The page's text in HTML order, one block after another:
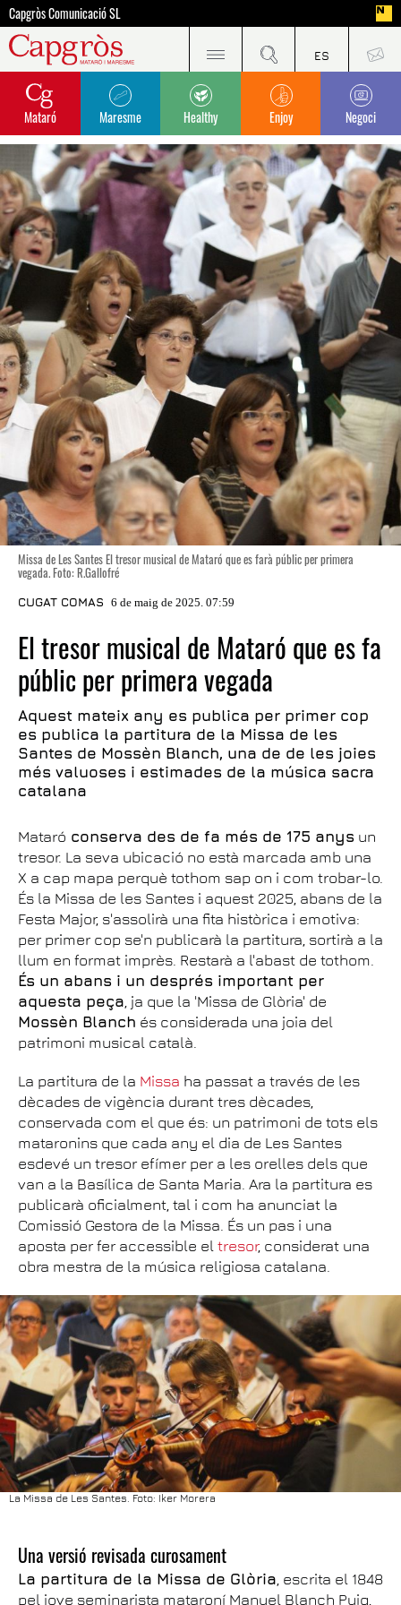
Capgròs Comunicació SL
Mataró Maresme Healthy Enjoy Negoci
Missa de Les Santes El tresor musical de Mataró que es farà públic per primera
vegada. Foto: R.Gallofré
CUGAT COMAS 6 de maig de 2025. 07:59
El tresor musical de Mataró que es fa
públic per primera vegada
Aquest mateix any es publica per primer cop
es publica la partitura de la Missa de les
Santes de Mossèn Blanch, una de de les joies
més valuoses i estimades de la música sacra
catalana
Mataró conserva des de fa més de 175 anys un
tresor. La seva ubicació no està marcada amb una
X a cap mapa perquè tothom sap on i com trobar-lo.
És la Missa de les Santes i aquest 2025, abans de la
Festa Major, s'assolirà una fita històrica i emotiva:
per primer cop se'n publicarà la partitura, sortirà a la
llum en format imprès. Restarà a l'abast de tothom.
És un abans i un després important per
aquesta peça, ja que la 'Missa de Glòria' de
Mossèn Blanch és considerada una joia del
patrimoni musical català.
La partitura de la Missa ha passat a través de les
dècades de vigència durant tres dècades,
conservada com el que és: un patrimoni de tots els
mataronins que cada any el dia de Les Santes
esdevé un tresor efímer per a les orelles dels que
van a la Basílica de Santa Maria. Ara la partitura es
publicarà oficialment, tal i com ha anunciat la
Comissió Gestora de la Missa. És un pas i una
aposta per fer accessible el tresor, considerat una
obra mestra de la música religiosa catalana.
La Missa de Les Santes. Foto: Iker Morera
Una versió revisada curosament
La partitura de la Missa de Glòria , escrita el 1848
pel jove seminarista mataroní Manuel Blanch Puig,